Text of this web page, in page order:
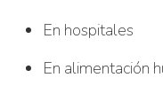
En hospitales
En alimentación